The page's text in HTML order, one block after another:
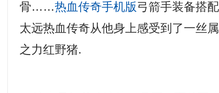
骨……热血传奇手机版弓箭手装备搭
太远热血传奇从他身上感受到了一丝
之力红野猪.